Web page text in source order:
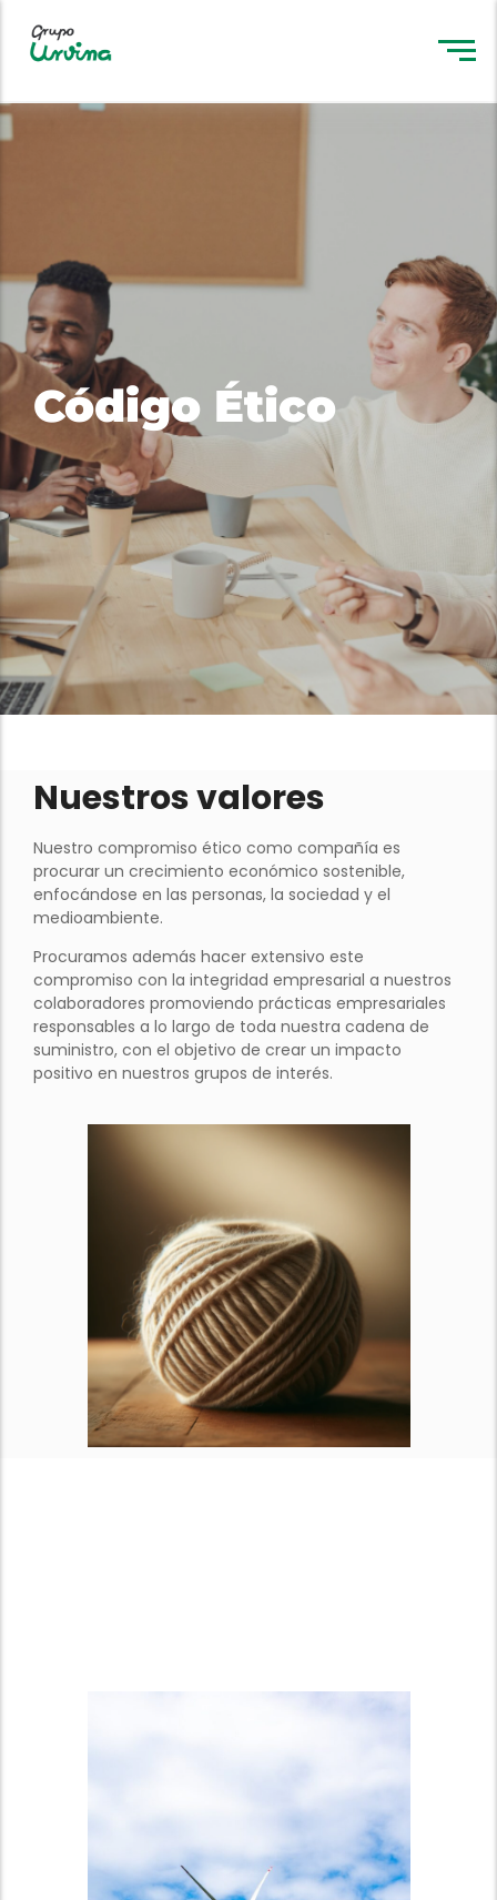
Código Ético
Nuestros valores
Nuestro compromiso ético como compañía es
procurar un crecimiento económico sostenible,
enfocándose en las personas, la sociedad y el
medioambiente.
Procuramos además hacer extensivo este
compromiso con la integridad empresarial a nuestros
colaboradores promoviendo prácticas empresariales
responsables a lo largo de toda nuestra cadena de
suministro, con el objetivo de crear un impacto
positivo en nuestros grupos de interés.